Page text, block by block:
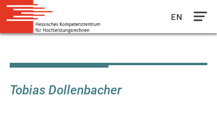
Inhalt
EN
Tobias Dollenbacher